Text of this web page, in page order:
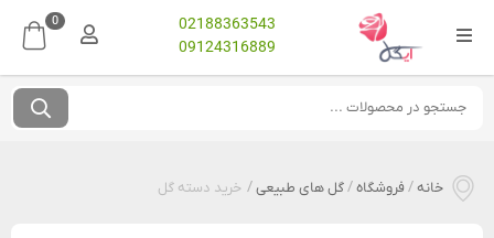
02188363543
09124316889
0
خانه/فروشگاه/گل های طبیعی/ خرید دسته گل